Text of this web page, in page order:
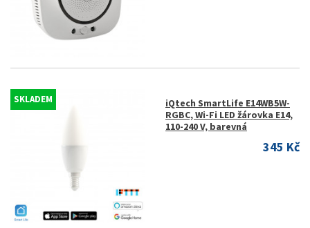
SKLADEM
iQtech SmartLife E14WB5W-
RGBC, Wi-Fi LED žárovka E14,
110-240 V, barevná
345 Kč